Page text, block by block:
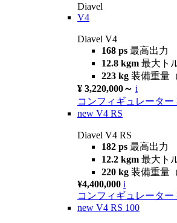
Diavel
V4
Diavel V4
168 ps 最高出力
12.8 kgm 最大ト
223 kg 装備重量
¥ 3,220,000～ i
コンフィギュレーター
new V4 RS
Diavel V4 RS
182 ps 最高出力
12.2 kgm 最大ト
220 kg 装備重量
¥4,400,000 i
コンフィギュレーター
new V4 RS 100